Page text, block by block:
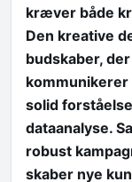
kræver både
Den kreative
budskaber,
solid
dataanalyse.
robust
skaber nye